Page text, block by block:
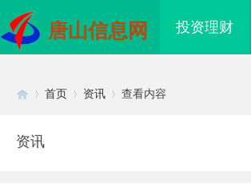
唐山信息网 投资理财
首页 资讯 查看内容
资讯